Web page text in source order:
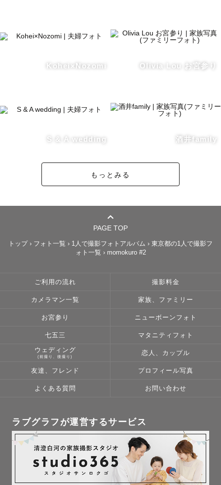
Kohei×Nozomi Olivia Lou お宮参り
S & A wedding 酒井family
もっとみる
PAGE TOP
トップ › フォト一覧 › 1人で撮影フォトアルバム › 東京都の1人で撮影フ
ォト一覧 › momokuro #2
ご利用の流れ 撮影料金
カメラマン一覧 家族、ファミリー
お宮参り ニューボーンフォト
七五三 マタニティフォト
ウェディング
(前撮り、後撮り)
恋人、カップル
友達、フレンド プロフィール写真
よくある質問 お問い合わせ
ラブグラフが運営するサービス